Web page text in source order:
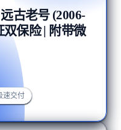
古老号 (2006-
双保险 | 附带微
速交付